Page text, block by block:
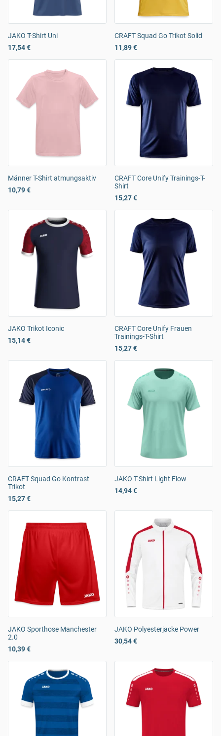
JAKO T-Shirt Uni
17,54 €
CRAFT Squad Go Trikot Solid
11,89 €
Männer T-Shirt atmungsaktiv
10,79 €
CRAFT Core Unify Trainings-T-
Shirt
15,27 €
JAKO Trikot Iconic
15,14 €
CRAFT Core Unify Frauen
Trainings-T-Shirt
15,27 €
CRAFT Squad Go Kontrast
Trikot
15,27 €
JAKO T-Shirt Light Flow
14,94 €
JAKO Sporthose Manchester
2.0
10,39 €
JAKO Polyesterjacke Power
30,54 €